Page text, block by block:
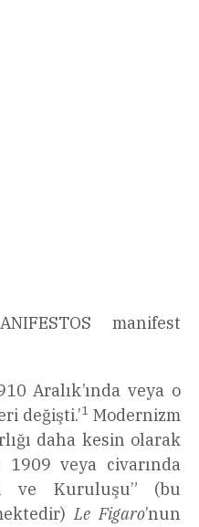
manifest
Aralık’ında veya o
değişti.’1Modernizm
daha kesin olarak
veya civarında
ve Kuruluşu” (bu
Le Figaro’nun